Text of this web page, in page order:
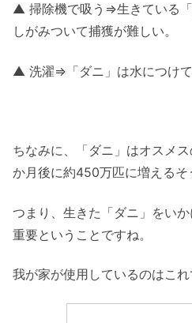
▲ 掃除機で吸う⇒生きている
しがみついて捕獲が難しい。
▲ 洗濯⇒「ダニ」は水につけて
ちなみに、「ダニ」はオスメ
か月後に約450万匹に増えるそ
つまり、生きた「ダニ」をい
重要ということですね。
我が家が使用しているのはこ